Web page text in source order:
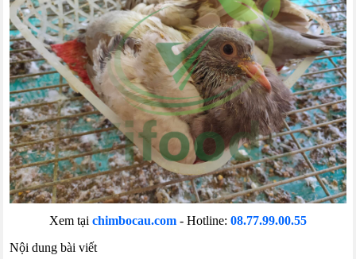
Xem tại chimbocau.com - Hotline: 08.77.99.00.55
Nội dung bài viết